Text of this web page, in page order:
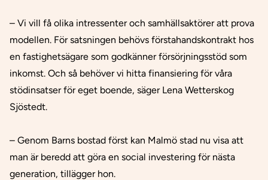
– Vi vill få olika intressenter och samhällsaktörer att prova
modellen. För satsningen behövs förstahandskontrakt hos
en fastighetsägare som godkänner försörjningsstöd som
inkomst. Och så behöver vi hitta finansiering för våra
stödinsatser för eget boende, säger Lena Wetterskog
Sjöstedt.
– Genom Barns bostad först kan Malmö stad nu visa att
man är beredd att göra en social investering för nästa
generation, tillägger hon.